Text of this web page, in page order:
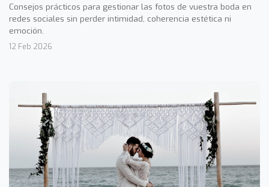
Consejos prácticos para gestionar las fotos de vuestra boda en
redes sociales sin perder intimidad, coherencia estética ni
emoción.
12 Feb 2026